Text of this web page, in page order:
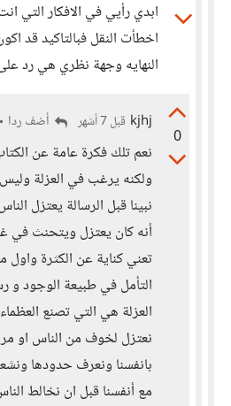
ابدي رأيي في الافكار التي
اخطأت النقل فبالتاكيد قد
النهايه وجهة نظري هي رد
0
kjhj قبل 7 أشهر أضف ردا
نعم تلك فكرة عامة عن
ولكنه يرغب في العزلة
نبينا قبل الرسالة يعتزل
أنه كان يعتزل ويتحنث في
تعني كناية عن الكثرة واول
التأمل في طبيعة الوجود و
العزلة هي التي تصنع
نعتزل لخوف من الناس او
بانفسنا ونعرف حدودها
مع أنفسنا قبل ان نخالط